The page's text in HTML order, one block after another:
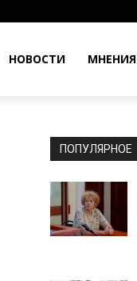
НОВОСТИ МНЕНИЯ
ПОПУЛЯРНОЕ